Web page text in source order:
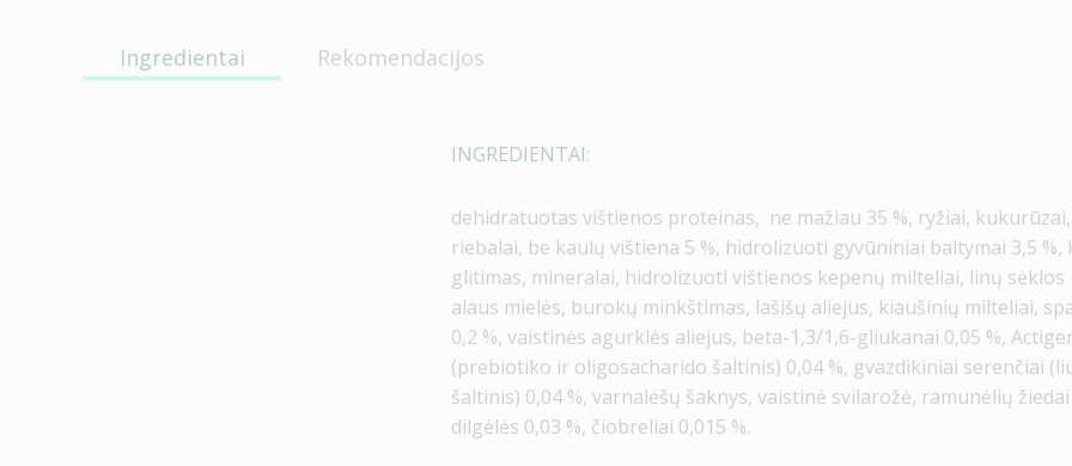
Ingredientai Rekomendacijos
INGREDIENTAI:
dehidratuotas vištienos proteinas, ne mažiau 35 %, ryžiai, kukurūzai,
riebalai, be kaulų vištiena 5 %, hidrolizuoti gyvūniniai baltymai 3,5 %,
glitimas, mineralai, hidrolizuoti vištienos kepenų milteliai, linų sėklos
alaus mielės, burokų minkštimas, lašišų aliejus, kiaušinių milteliai,
0,2 %, vaistinės agurklės aliejus, beta-1,3/1,6-gliukanai 0,05 %,
(prebiotiko ir oligosacharido šaltinis) 0,04 %, gvazdikiniai serenčiai
šaltinis) 0,04 %, varnalėšų šaknys, vaistinė svilarožė, ramunėlių žiedai
dilgėlės 0,03 %, čiobreliai 0,015 %.